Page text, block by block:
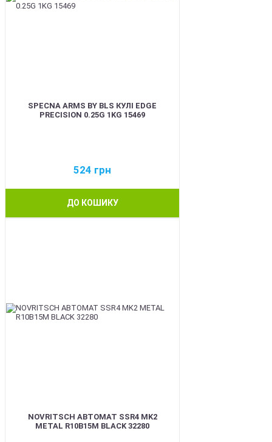
SPECNA ARMS BY BLS КУЛІ EDGE
PRECISION 0.25G 1KG 15469
524 грн
ДО КОШИКУ
NOVRITSCH АВТОМАТ SSR4 MK2
METAL R10B15M BLACK 32280